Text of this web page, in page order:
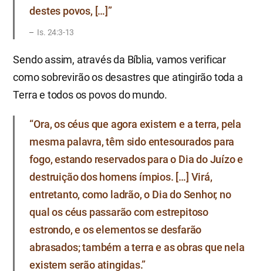
destes povos, […]”
Is. 24:3-13
Sendo assim, através da Bíblia, vamos verificar
como sobrevirão os desastres que atingirão toda a
Terra e todos os povos do mundo.
“Ora, os céus que agora existem e a terra, pela
mesma palavra, têm sido entesourados para
fogo, estando reservados para o Dia do Juízo e
destruição dos homens ímpios. […] Virá,
entretanto, como ladrão, o Dia do Senhor, no
qual os céus passarão com estrepitoso
estrondo, e os elementos se desfarão
abrasados; também a terra e as obras que nela
existem serão atingidas.”